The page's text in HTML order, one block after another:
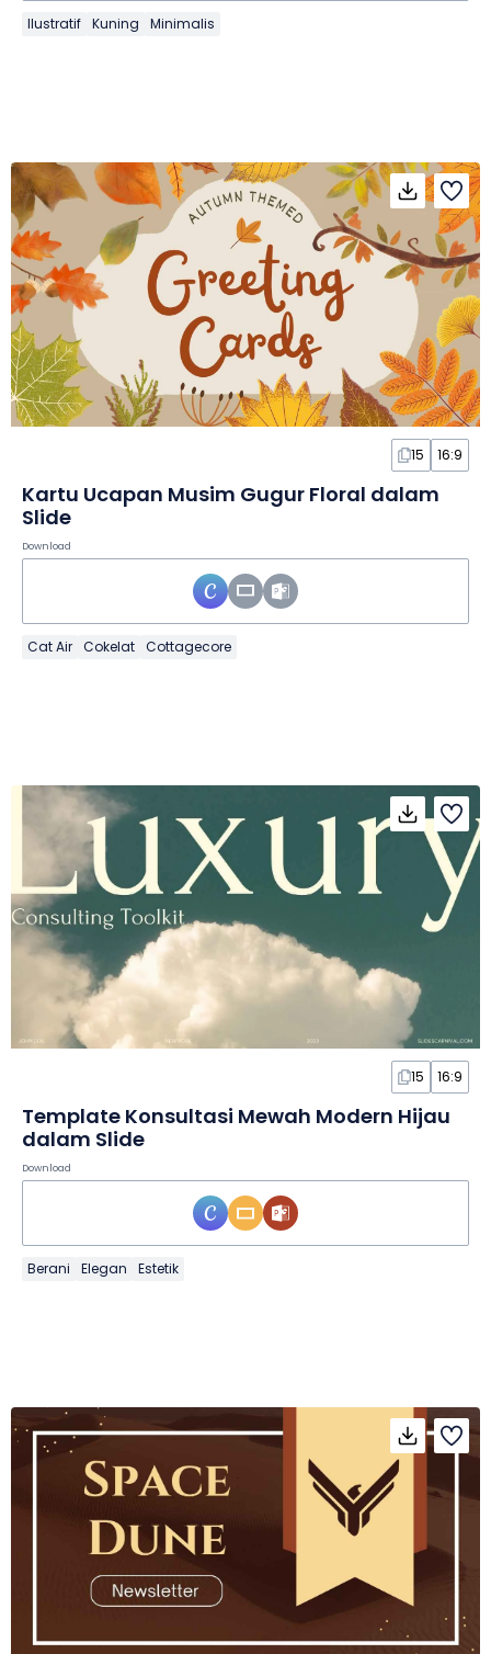
Ilustratif Kuning Minimalis
15 16:9
Kartu Ucapan Musim Gugur Floral dalam
Slide
Download
Cat Air Cokelat Cottagecore
15 16:9
Template Konsultasi Mewah Modern Hijau
dalam Slide
Download
Berani Elegan Estetik